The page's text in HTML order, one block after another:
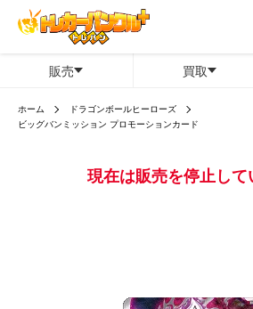
販売 買取
ホーム
ドラゴンボールヒーローズ
ビッグバンミッション プロモーションカード
現在は販売を停止して